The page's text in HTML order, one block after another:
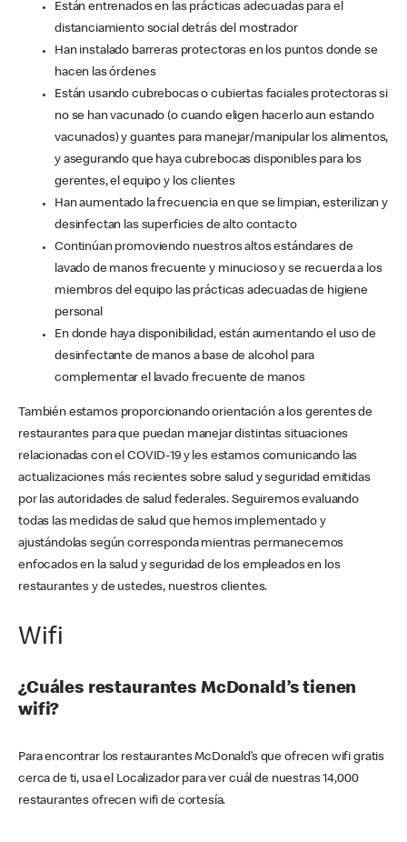
Están entrenados en las prácticas adecuadas para el
distanciamiento social detrás del mostrador
Han instalado barreras protectoras en los puntos donde se
hacen las órdenes
Están usando cubrebocas o cubiertas faciales protectoras si
no se han vacunado (o cuando eligen hacerlo aun estando
vacunados) y guantes para manejar/manipular los alimentos,
y asegurando que haya cubrebocas disponibles para los
gerentes, el equipo y los clientes
Han aumentado la frecuencia en que se limpian, esterilizan y
desinfectan las superficies de alto contacto
Continúan promoviendo nuestros altos estándares de
lavado de manos frecuente y minucioso y se recuerda a los
miembros del equipo las prácticas adecuadas de higiene
personal
En donde haya disponibilidad, están aumentando el uso de
desinfectante de manos a base de alcohol para
complementar el lavado frecuente de manos
También estamos proporcionando orientación a los gerentes de
restaurantes para que puedan manejar distintas situaciones
relacionadas con el COVID-19 y les estamos comunicando las
actualizaciones más recientes sobre salud y seguridad emitidas
por las autoridades de salud federales. Seguiremos evaluando
todas las medidas de salud que hemos implementado y
ajustándolas según corresponda mientras permanecemos
enfocados en la salud y seguridad de los empleados en los
restaurantes y de ustedes, nuestros clientes.
Wifi
¿Cuáles restaurantes McDonald’s tienen
wifi?
Para encontrar los restaurantes McDonald’s que ofrecen wifi gratis
cerca de ti, usa el Localizador para ver cuál de nuestras 14,000
restaurantes ofrecen wifi de cortesía.